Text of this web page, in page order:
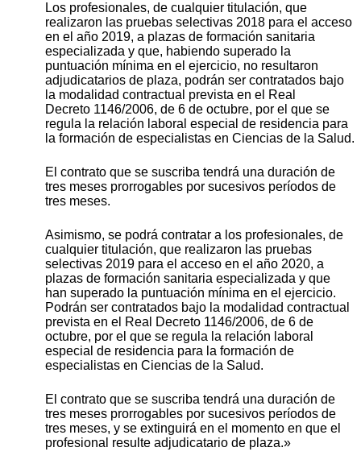
Los profesionales, de cualquier titulación, que
realizaron las pruebas selectivas 2018 para el acceso
en el año 2019, a plazas de formación sanitaria
especializada y que, habiendo superado la
puntuación mínima en el ejercicio, no resultaron
adjudicatarios de plaza, podrán ser contratados bajo
la modalidad contractual prevista en el Real
Decreto 1146/2006, de 6 de octubre, por el que se
regula la relación laboral especial de residencia para
la formación de especialistas en Ciencias de la Salud.
El contrato que se suscriba tendrá una duración de
tres meses prorrogables por sucesivos períodos de
tres meses.
Asimismo, se podrá contratar a los profesionales, de
cualquier titulación, que realizaron las pruebas
selectivas 2019 para el acceso en el año 2020, a
plazas de formación sanitaria especializada y que
han superado la puntuación mínima en el ejercicio.
Podrán ser contratados bajo la modalidad contractual
prevista en el Real Decreto 1146/2006, de 6 de
octubre, por el que se regula la relación laboral
especial de residencia para la formación de
especialistas en Ciencias de la Salud.
El contrato que se suscriba tendrá una duración de
tres meses prorrogables por sucesivos períodos de
tres meses, y se extinguirá en el momento en que el
profesional resulte adjudicatario de plaza.»